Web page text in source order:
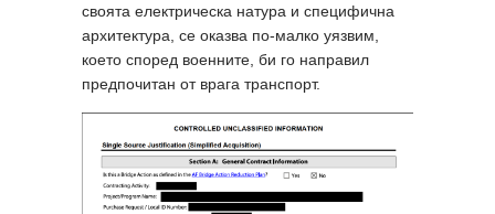
своята електрическа натура и специфична
архитектура, се оказва по-малко уязвим,
което според военните, би го направил
предпочитан от врага транспорт.